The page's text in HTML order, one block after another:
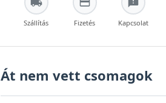
Szállítás Fizetés Kapcsolat
Át nem vett csomagok